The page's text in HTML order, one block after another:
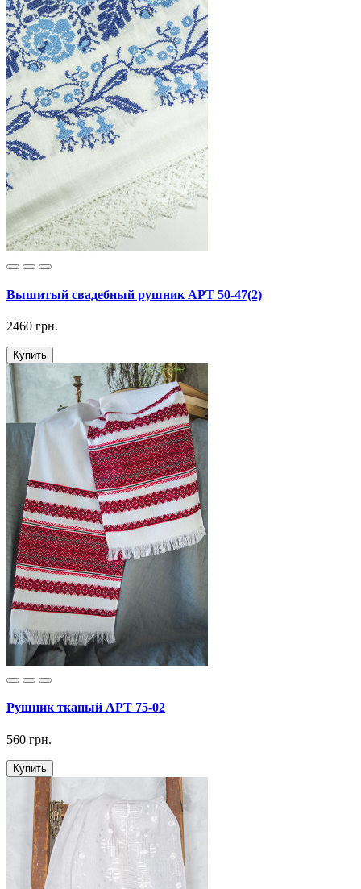
Вышитый свадебный рушник АРТ 50-47(2)
2460 грн.
Купить
Рушник тканый АРТ 75-02
560 грн.
Купить